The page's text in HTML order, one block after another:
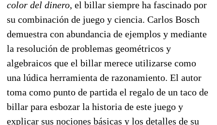
color del dinero, el billar siempre ha fascinado por
su combinación de juego y ciencia. Carlos Bosch
demuestra con abundancia de ejemplos y mediante
la resolución de problemas geométricos y
algebraicos que el billar merece utilizarse como
una lúdica herramienta de razonamiento. El autor
toma como punto de partida el regalo de un taco de
billar para esbozar la historia de este juego y
explicar sus nociones básicas y los detalles de su